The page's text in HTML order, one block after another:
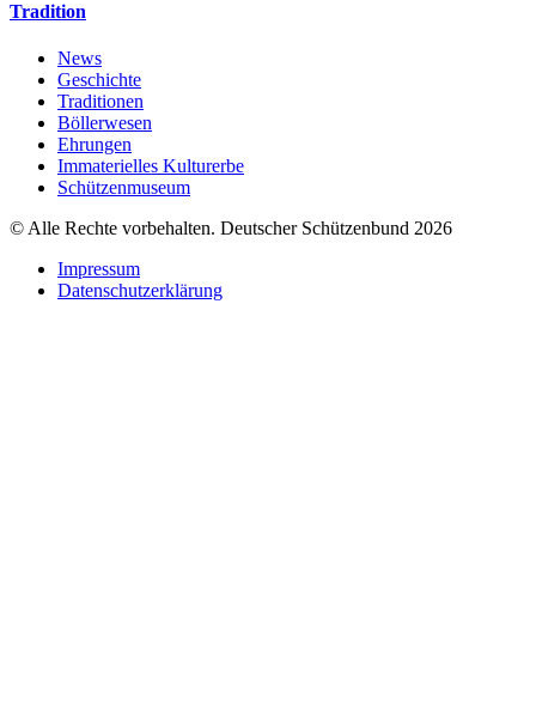
Tradition
News
Geschichte
Traditionen
Böllerwesen
Ehrungen
Immaterielles Kulturerbe
Schützenmuseum
© Alle Rechte vorbehalten. Deutscher Schützenbund 2026
Impressum
Datenschutzerklärung